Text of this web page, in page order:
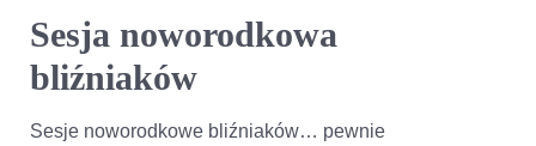
Sesja noworodkowa
bliźniaków
Sesje noworodkowe bliźniaków… pewnie